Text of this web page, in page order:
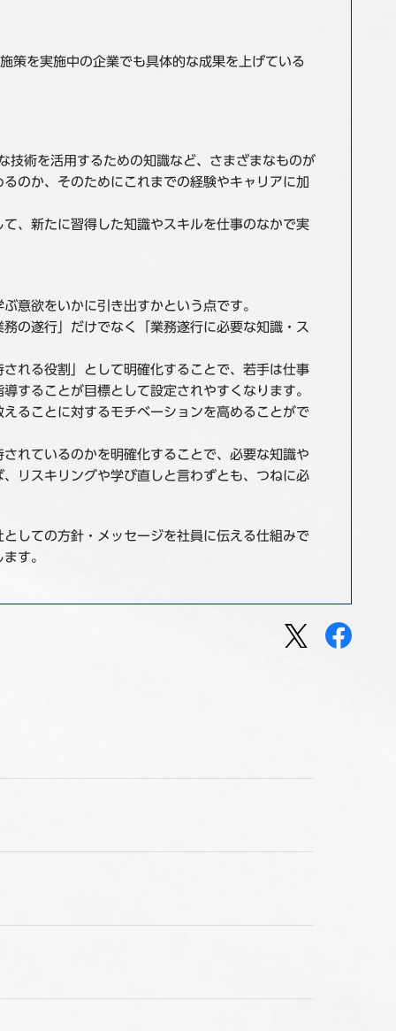
策を実施中の企業でも具体的な成果を上げている
技術を活用するための知識など、さまざまなものが
のか、そのためにこれまでの経験やキャリアに加
、新たに習得した知識やスキルを仕事のなかで実
意欲をいかに引き出すかという点です。
の遂行」だけでなく「業務遂行に必要な知識・ス
れる役割」として明確化することで、若手は仕事
することが目標として設定されやすくなります。
ることに対するモチベーションを高めることがで
れているのかを明確化することで、必要な知識や
リスキリングや学び直しと言わずとも、つねに必
しての方針・メッセージを社員に伝える仕組みで
す。